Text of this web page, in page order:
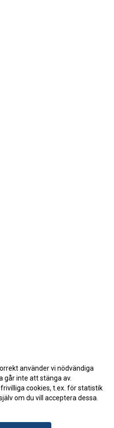
använder vi nödvändiga
går inte att stänga av.
cookies, t.ex. för statistik
om du vill acceptera dessa.